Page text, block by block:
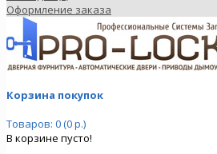
Оформление заказа
Корзина покупок
Товаров: 0 (0 р.)
В корзине пусто!